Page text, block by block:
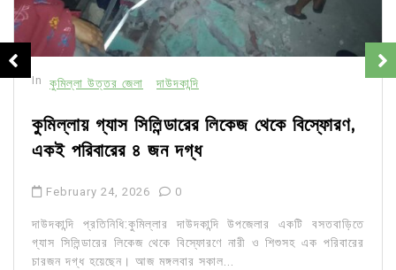
In কুমিল্লা উত্তর জেলা দাউদকান্দি
কুমিল্লায় গ্যাস সিলিন্ডারের লিকেজ থেকে বিস্ফোরণ,
একই পরিবারের ৪ জন দগ্ধ
February 24, 2026 0
দাউদকান্দি প্রতিনিধি:কুমিল্লার দাউদকান্দি উপজেলার একটি বসতবাড়িতে
গ্যাস সিলিন্ডারের লিকেজ থেকে বিস্ফোরণে নারী ও শিশুসহ এক পরিবারের
চারজন দগ্ধ হয়েছেন। আজ মঙ্গলবার সকাল...